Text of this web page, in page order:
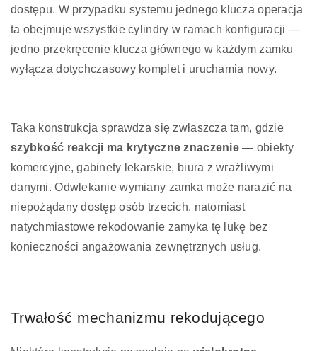
dostępu. W przypadku systemu jednego klucza operacja
ta obejmuje wszystkie cylindry w ramach konfiguracji —
jedno przekręcenie klucza głównego w każdym zamku
wyłącza dotychczasowy komplet i uruchamia nowy.
Taka konstrukcja sprawdza się zwłaszcza tam, gdzie
szybkość reakcji ma krytyczne znaczenie— obiekty
komercyjne, gabinety lekarskie, biura z wrażliwymi
danymi. Odwlekanie wymiany zamka może narazić na
niepożądany dostęp osób trzecich, natomiast
natychmiastowe rekodowanie zamyka tę lukę bez
konieczności angażowania zewnętrznych usług.
Trwałość mechanizmu rekodującego